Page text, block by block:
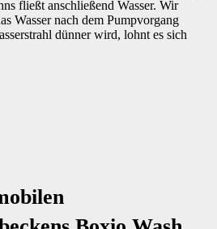
fließt anschließend Wasser. Wir
Wasser nach dem Pumpvorgang
dünner wird, lohnt es sich